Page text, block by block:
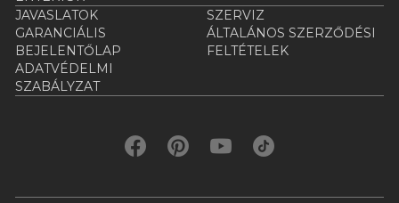
JAVASLATOK
SZERVIZ
GARANCIÁLIS
BEJELENTŐLAP
ÁLTALÁNOS SZERZŐDÉSI
FELTÉTELEK
ADATVÉDELMI
SZABÁLYZAT